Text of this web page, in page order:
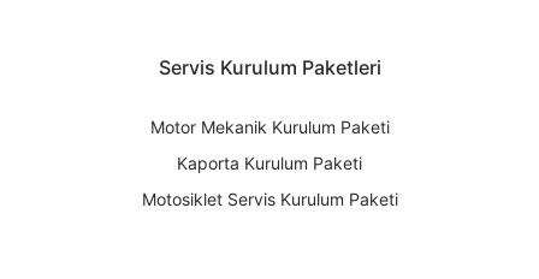
Servis Kurulum Paketleri
Motor Mekanik Kurulum Paketi
Kaporta Kurulum Paketi
Motosiklet Servis Kurulum Paketi